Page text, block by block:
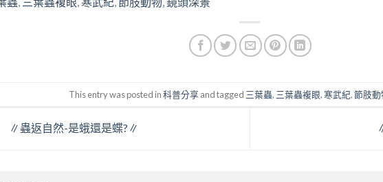
This entry was posted in科普分享 and tagged 三葉蟲, 三葉蟲複眼,寒武紀,節肢動
∥蟲返自然-是蛾還是蝶?∥